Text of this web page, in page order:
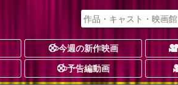
今週の新作映画
予告編動画